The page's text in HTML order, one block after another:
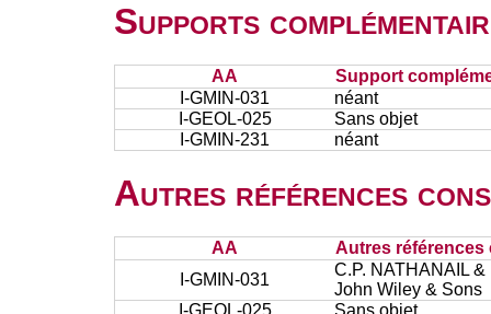
Supports
AA
Support
I-GMIN-031
néant
I-GEOL-025
Sans objet
I-GMIN-231
néant
Autres références
AA
Autres références
I-GMIN-031
C.P. NATHANAIL
John Wiley & Sons
I-GEOL-025
Sans objet